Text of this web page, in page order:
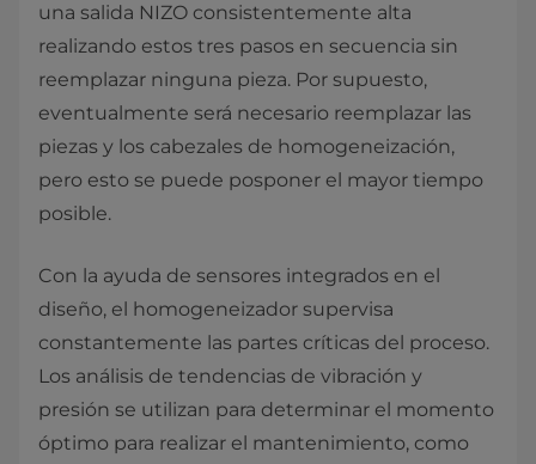
una salida NIZO consistentemente alta
realizando estos tres pasos en secuencia sin
reemplazar ninguna pieza. Por supuesto,
eventualmente será necesario reemplazar las
piezas y los cabezales de homogeneización,
pero esto se puede posponer el mayor tiempo
posible.
Con la ayuda de sensores integrados en el
diseño, el homogeneizador supervisa
constantemente las partes críticas del proceso.
Los análisis de tendencias de vibración y
presión se utilizan para determinar el momento
óptimo para realizar el mantenimiento, como